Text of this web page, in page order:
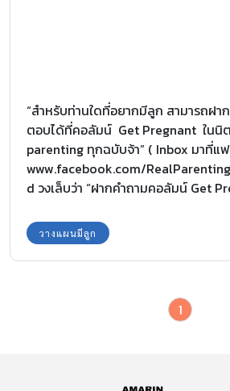
“สำหรับท่านใดที่อยากมีลูก สามารถฝา
ตอบได้ที่คอลัมน์ Get Pregnant ในนิ
parenting ทุกฉบับจ้า” ( Inbox มาที่แ
www.facebook.com/
d วงเล็บว่า “ฝากคำถามคอลัมน์ Get
วางแผนมีลูก
1